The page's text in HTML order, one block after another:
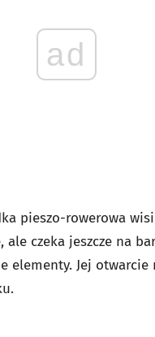
ad
pieszo-rowerowa
ale czeka jeszcze na
elementy. Jej otwarcie